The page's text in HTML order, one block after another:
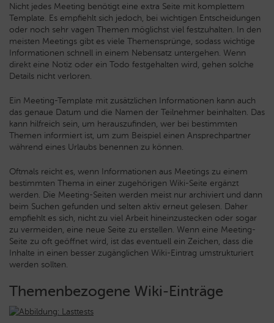
Nicht jedes Meeting benötigt eine extra Seite mit komplettem
Template. Es empfiehlt sich jedoch, bei wichtigen Entscheidungen
oder noch sehr vagen Themen möglichst viel festzuhalten. In den
meisten Meetings gibt es viele Themensprünge, sodass wichtige
Informationen schnell in einem Nebensatz untergehen. Wenn
direkt eine Notiz oder ein Todo festgehalten wird, gehen solche
Details nicht verloren.
Ein Meeting-Template mit zusätzlichen Informationen kann auch
das genaue Datum und die Namen der Teilnehmer beinhalten. Das
kann hilfreich sein, um herauszufinden, wer bei bestimmten
Themen informiert ist, um zum Beispiel einen Ansprechpartner
während eines Urlaubs benennen zu können.
Oftmals reicht es, wenn Informationen aus Meetings zu einem
bestimmten Thema in einer zugehörigen Wiki-Seite ergänzt
werden. Die Meeting-Seiten werden meist nur archiviert und dann
beim Suchen gefunden und selten aktiv erneut gelesen. Daher
empfiehlt es sich, nicht zu viel Arbeit hineinzustecken oder sogar
zu vermeiden, eine neue Seite zu erstellen. Wenn eine Meeting-
Seite zu oft geöffnet wird, ist das eventuell ein Zeichen, dass die
Inhalte in einen besser zugänglichen Wiki-Eintrag umstrukturiert
werden sollten.
Themenbezogene Wiki-Einträge